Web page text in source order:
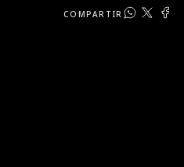
COMPARTIR